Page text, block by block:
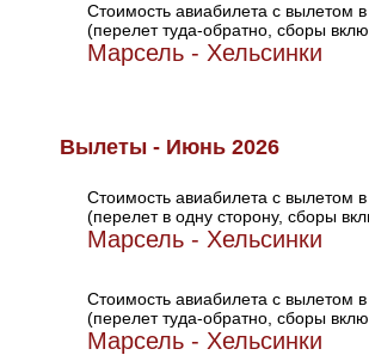
Стоимость авиабилета с вылетом
(перелет туда-обратно, сборы
Марсель - Хельсинки
Вылеты - Июнь 2026
Стоимость авиабилета с вылетом
(перелет в одну сторону, сборы
Марсель - Хельсинки
Стоимость авиабилета с вылетом
(перелет туда-обратно, сборы
Марсель - Хельсинки